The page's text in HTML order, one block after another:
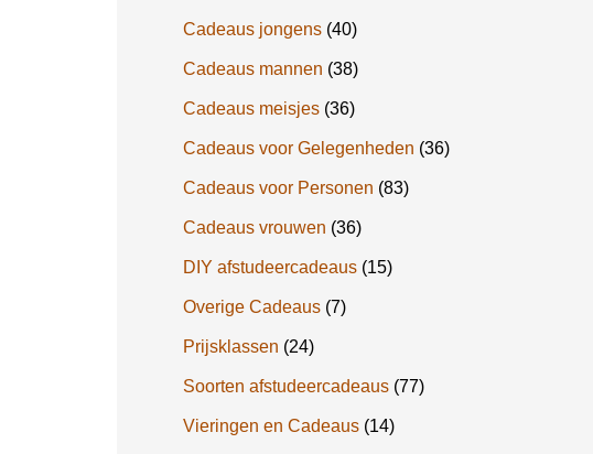
Cadeaus jongens (40)
Cadeaus mannen (38)
Cadeaus meisjes (36)
Cadeaus voor Gelegenheden (36)
Cadeaus voor Personen (83)
Cadeaus vrouwen (36)
DIY afstudeercadeaus (15)
Overige Cadeaus (7)
Prijsklassen (24)
Soorten afstudeercadeaus (77)
Vieringen en Cadeaus (14)